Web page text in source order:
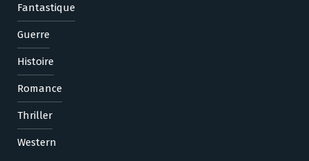
Fantastique
Guerre
Histoire
Romance
Thriller
Western